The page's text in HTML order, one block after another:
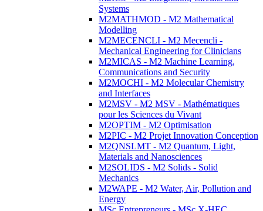
Systems
M2MATHMOD - M2 Mathematical
Modelling
M2MECENCLI - M2 Mecencli -
Mechanical Engineering for Clinicians
M2MICAS - M2 Machine Learning,
Communications and Security
M2MOCHI - M2 Molecular Chemistry
and Interfaces
M2MSV - M2 MSV - Mathématiques
pour les Sciences du Vivant
M2OPTIM - M2 Optimisation
M2PIC - M2 Projet Innovation Conception
M2QNSLMT - M2 Quantum, Light,
Materials and Nanosciences
M2SOLIDS - M2 Solids - Solid
Mechanics
M2WAPE - M2 Water, Air, Pollution and
Energy